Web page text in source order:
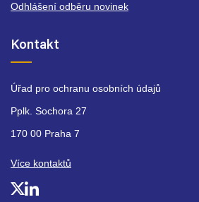
Odhlášení odběru novinek
Kontakt
Úřad pro ochranu osobních údajů
Pplk. Sochora 27
170 00 Praha 7
Více kontaktů